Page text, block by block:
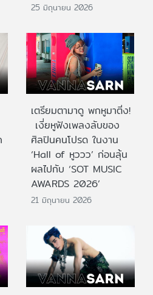
25 มิถุนายน 2026
เตรียมตามาดู พกหูมาติ่ง!
เงี่ยหูฟังเพลงลับของ
ศิลปินคนโปรด ในงาน
‘Hall of หูววว’ ก่อนลุ้น
ผลไปกับ ‘SOT MUSIC
AWARDS 2026’
21 มิถุนายน 2026